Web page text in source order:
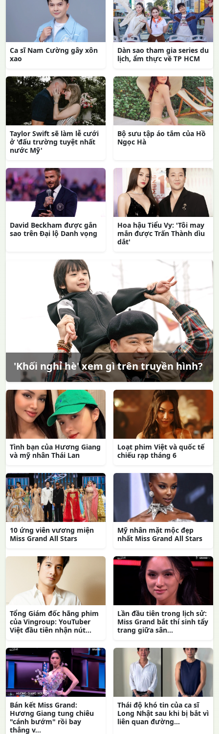
Ca sĩ Nam Cường gây xôn
xao
Dàn sao tham gia series du
lịch, ẩm thực về TP HCM
Taylor Swift sẽ làm lễ cưới
ở 'đấu trường tuyệt nhất
nước Mỹ'
Bộ sưu tập áo tắm của Hồ
Ngọc Hà
David Beckham được gắn
sao trên Đại lộ Danh vọng
Hoa hậu Tiểu Vy: 'Tôi may
mắn được Trấn Thành dìu
dắt'
'Khối nghỉ hè' xem gì trên truyền hình?
Tình bạn của Hương Giang
và mỹ nhân Thái Lan
Loạt phim Việt và quốc tế
chiếu rạp tháng 6
10 ứng viên vương miện
Miss Grand All Stars
Mỹ nhân mặt mộc đẹp
nhất Miss Grand All Stars
Tổng Giám đốc hãng phim
của Vingroup: YouTuber
Việt đầu tiên nhận nút...
Lần đầu tiên trong lịch sử:
Miss Grand bắt thí sinh tẩy
trang giữa sân...
Bán kết Miss Grand:
Hương Giang tung chiêu
"cánh bướm" rồi bay
thẳng v...
Thái độ khó tin của ca sĩ
Long Nhật sau khi bị bắt vì
liên quan đường...